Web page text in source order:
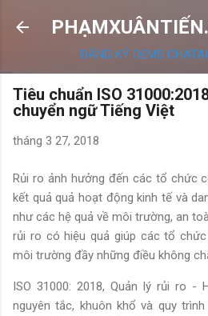
Chuyển đến nội
ĐĂNG KÝ OEMS CHATAI
Tiêu chuẩn ISO
chuyển ngữ Tiếng Việt
tháng 3 27, 2018
Rủi ro ảnh hưởng đến các tổ chức
kết quả quả hoạt động kinh tế và
như các hệ quả về môi trường, an
rủi ro có hiệu quả giúp các tổ
môi trường đầy những điều không
ISO 31000: 2018, Quản lý rủi ro -
nguyên tắc, khuôn khổ và quy